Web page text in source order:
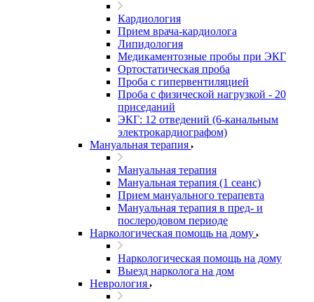
Кардиология
Прием врача-кардиолога
Липидология
Медикаментозные пробы при ЭКГ
Ортостатическая проба
Проба с гипервентиляцией
Проба с физической нагрузкой - 20
приседаний
ЭКГ: 12 отведений (6-канальным
электрокардиографом)
Мануальная терапия
Мануальная терапия
Мануальная терапия (1 сеанс)
Прием мануального терапевта
Мануальная терапия в пред- и
послеродовом периоде
Наркологическая помощь на дому
Наркологическая помощь на дому
Выезд нарколога на дом
Неврология